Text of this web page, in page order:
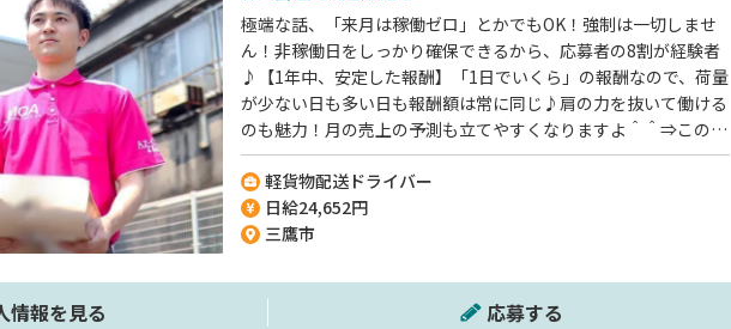
極端な話、「来月は稼働ゼロ」とかでもOK！強制は一切しませ
ん！非稼働日をしっかり確保できるから、応募者の8割が経験者
♪【1年中、安定した報酬】「1日でいくら」の報酬なので、荷量
が少ない日も多い日も報酬額は常に同じ♪肩の力を抜いて働ける
のも魅力！月の売上の予測も立てやすくなりますよ＾＾⇒この安
定性は、'東証プライム上場企業'との'直契約'だから成り立つもの
◎ぜひご応募ください！《軽貨物配送ドライバーの経験者歓
迎！》《軽貨物ドライバーのブランクもOK》《直近では20代の
方がスタートしています♪》
軽貨物配送ドライバー
日給24,652円
三鷹市
情報を見る 応募する